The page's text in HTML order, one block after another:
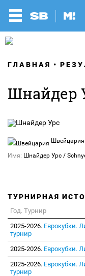
ГЛАВНАЯ
Шнайдер
Швейцария
Имя: Шнайдер Урс /
ТУРНИРНАЯ
Год. Турнир
2025-2026. Еврокубки.
турнир
2025-2026. Еврокубки.
2025-2026. Еврокубки.
турнир